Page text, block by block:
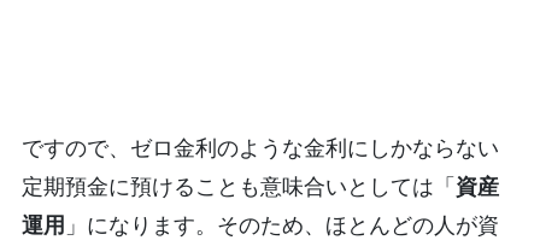
ですので、ゼロ金利のような金利にしかならない
定期預金に預けることも意味合いとしては「資産
運用 」になります。そのため、ほとんどの人が資